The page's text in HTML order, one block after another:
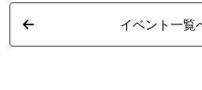
イベント一覧